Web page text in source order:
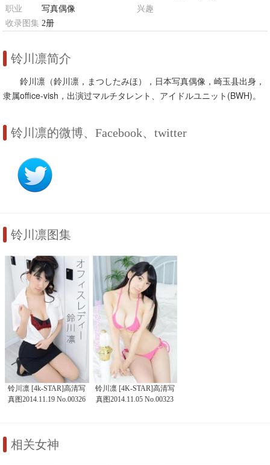
职业
写真偶像
兴趣
收录图集 2册
铃川凛简介
鈴川凛（鈴川凛，まつしたみほ），日本写真偶像，崎玉县出身，
隶属office-vish，出演过マルチタレント、アイドルユニット(BWH)。
铃川凛的微博、Facebook、twitter
铃川凛图集
铃川凛 [4k-STAR]高清写
真图2014.11.19 No.00326
铃川凛 [4K-STAR]高清写
真图2014.11.05 No.00323
相关女神